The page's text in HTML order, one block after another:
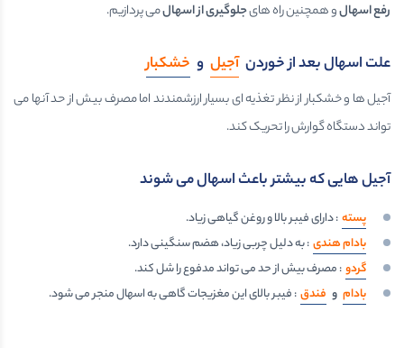
رفع اسهالو همچنین راه هایجلوگیری از اسهالمی پردازیم.
علت اسهال بعد از خوردن آجیل و خشکبار
آجیل ها و خشکبار از نظر تغذیه ای بسیار ارزشمندند اما مصرف بیش از حد آنها می
تواند دستگاه گوارش را تحریک کند.
آجیل هایی که بیشتر باعث اسهال می شوند
پسته: دارای فیبر بالا و روغن گیاهی زیاد.
بادام هندی: به دلیل چربی زیاد، هضم سنگینی دارد.
گردو: مصرف بیش از حد می تواند مدفوع را شل کند.
بادام و فندق: فیبر بالای این مغزیجات گاهی به اسهال منجر می شود.